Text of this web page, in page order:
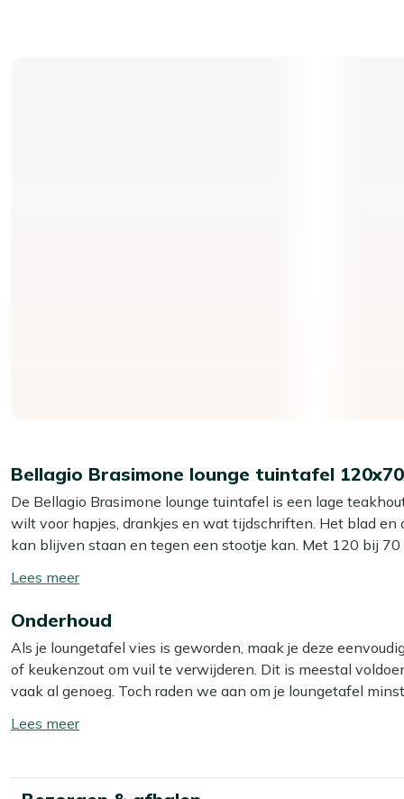
Bellagio Brasimone lounge tuintafel
De Bellagio Brasimone lounge tuintafel is een lage
wilt voor hapjes, drankjes en wat tijdschriften. Het blad
kan blijven staan en tegen een stootje kan. Met 120 bij
centimeter past hij goed bij de meeste loungesets: je pakt
rustig vergrijzen als je dat mooier vindt.
Eigenschappen
Ruim tafelblad 120x70 cm:
handbereik staat.
Toon/verberg
meer
Onderhoud
Als je loungetafel vies is geworden, maak je deze
of keukenzout om vuil te verwijderen. Dit is meestal
vaak al genoeg. Toch raden we aan om je loungetafel
Toon/verberg